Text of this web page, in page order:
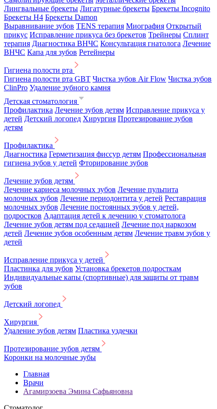
Лингвальные брекеты Лигатурные брекеты Брекеты Incognito
Брекеты H4 Брекеты Damon
Выравнивание зубов TENS терапия Миография Открытый
прикус Исправление прикуса без брекетов Трейнеры Сплинт
терапия Диагностика ВНЧС Консультация гнатолога Лечение
ВНЧС Капа для зубов Ретейнеры
Гигиена полости рта
Гигиена полости рта GBT Чистка зубов Air Flow Чистка зубов
ClinPro Удаление зубного камня
Детская стоматология
Профилактика Лечение зубов детям Исправление прикуса у
детей Детский логопед Хирургия Протезирование зубов
детям
Профилактика
Диагностика Герметизация фиссур детям Профессиональная
гигиена зубов у детей Фторирование зубов
Лечение зубов детям
Лечение кариеса молочных зубов Лечение пульпита
молочных зубов Лечение периодонтита у детей Реставрация
молочных зубов Лечение постоянных зубов у детей,
подростков Адаптация детей к лечению у стоматолога
Лечение зубов детям под седацией Лечение под наркозом
детей Лечение зубов особенным детям Лечение травм зубов у
детей
Исправление прикуса у детей
Пластинка для зубов Установка брекетов подросткам
Индивидуальные капы (спортивные) для защиты от травм
зубов
Детский логопед
Хирургия
Удаление зубов детям Пластика уздечки
Протезирование зубов детям
Коронки на молочные зубы
Главная
Врачи
Агамирзоева Эмина Сафьяновна